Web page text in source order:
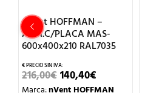
nVent HOFFMAN –
ARM.C/PLACA MAS-
600x400x210 RAL7035
216,00€EL
PRECIO
140,40€PRECIO
Marca:nVent HOFFMAN